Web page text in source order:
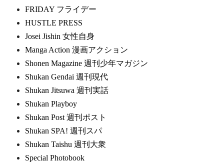
FRIDAY フライデー
HUSTLE PRESS
Josei Jishin 女性自身
Manga Action 漫画アクション
Shonen Magazine 週刊少年マガジン
Shukan Gendai 週刊現代
Shukan Jitsuwa 週刊実話
Shukan Playboy
Shukan Post 週刊ポスト
Shukan SPA! 週刊スパ
Shukan Taishu 週刊大衆
Special Photobook